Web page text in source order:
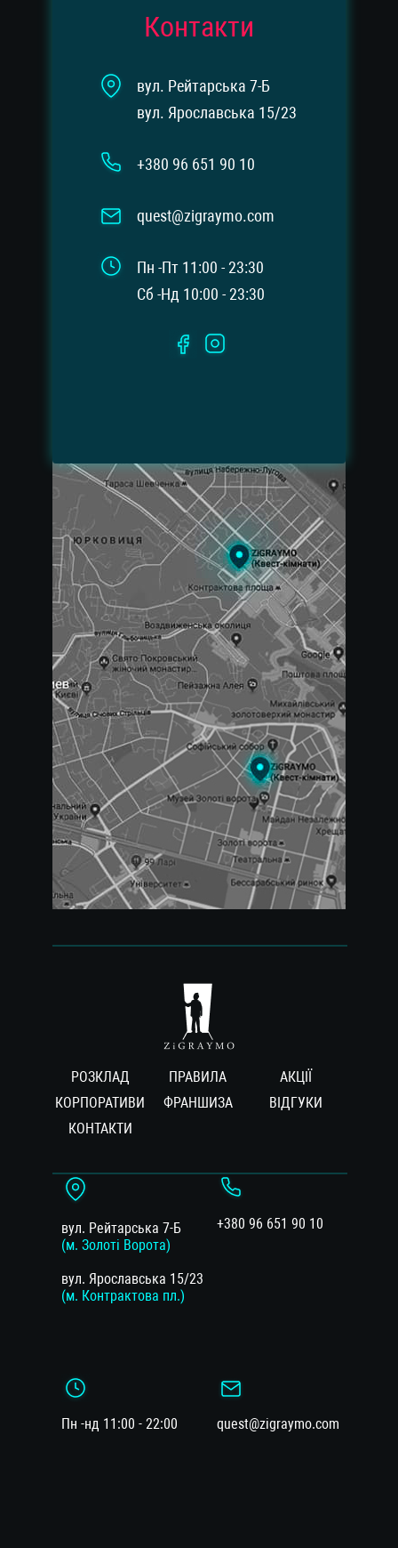
Контакти
вул. Рейтарська 7-Б
вул. Ярославська 15/23
+380 96 651 90 10
quest@zigraymo.com
Пн -Пт 11:00 - 23:30
Сб -Нд 10:00 - 23:30
РОЗКЛАД ПРАВИЛА
АКЦІЇ
КОРПОРАТИВИ
ФРАНШИЗА
ВIДГУКИ
КОНТАКТИ
вул. Рейтарська 7-Б
(м. Золоті Ворота)
вул. Ярославська 15/23
(м. Контрактова пл.)
+380 96 651 90 10
Пн -нд 11:00 - 22:00 quest@zigraymo.com